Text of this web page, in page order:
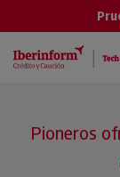
Pioneros